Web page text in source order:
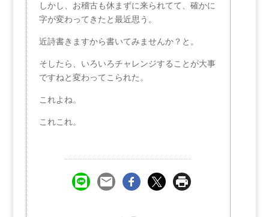
しかし、お稽古も休まずに来られてて、確かに
字が変わってきたと最近思う。
近詩書きますから書いてみませんか？と。
そしたら、いろいろチャレンジすることが大事
ですねと変わってこられた。
これよね。
これこれ。